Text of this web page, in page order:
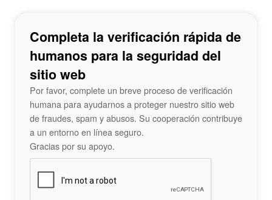
Completa la verificación rápida de
humanos para la seguridad del
sitio web
Por favor, complete un breve proceso de verificación
humana para ayudarnos a proteger nuestro sitio web
de fraudes, spam y abusos. Su cooperación contribuye
a un entorno en línea seguro.
Gracias por su apoyo.